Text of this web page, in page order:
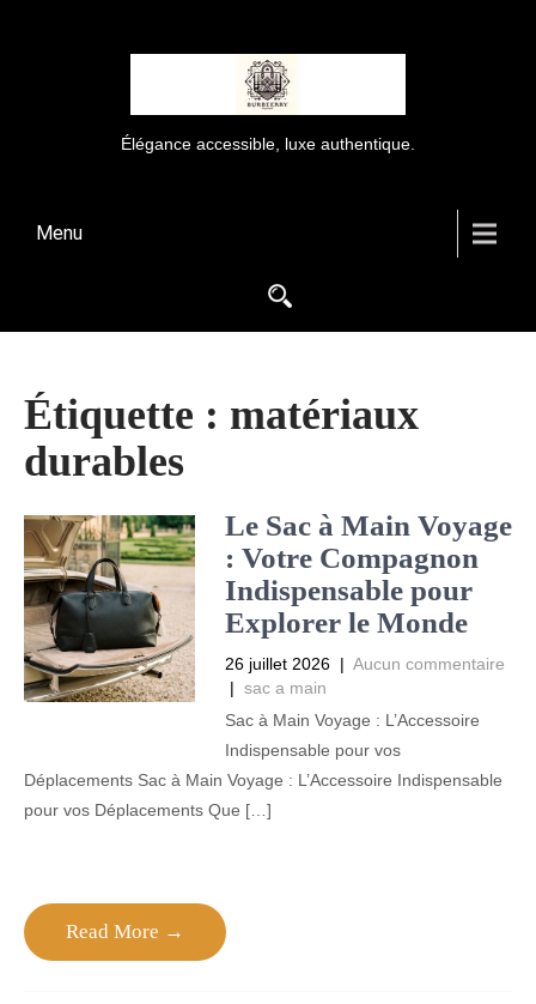
Élégance accessible, luxe authentique.
Menu
Étiquette : matériaux
durables
Le Sac à Main Voyage
: Votre Compagnon
Indispensable pour
Explorer le Monde
26 juillet 2026 | Aucun commentaire
| sac a main
Sac à Main Voyage : L’Accessoire
Indispensable pour vos
Déplacements Sac à Main Voyage : L’Accessoire Indispensable
pour vos Déplacements Que […]
Read More →